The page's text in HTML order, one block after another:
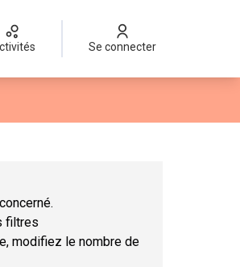
Activités Se connecter
filtres
modifiez le nombre de